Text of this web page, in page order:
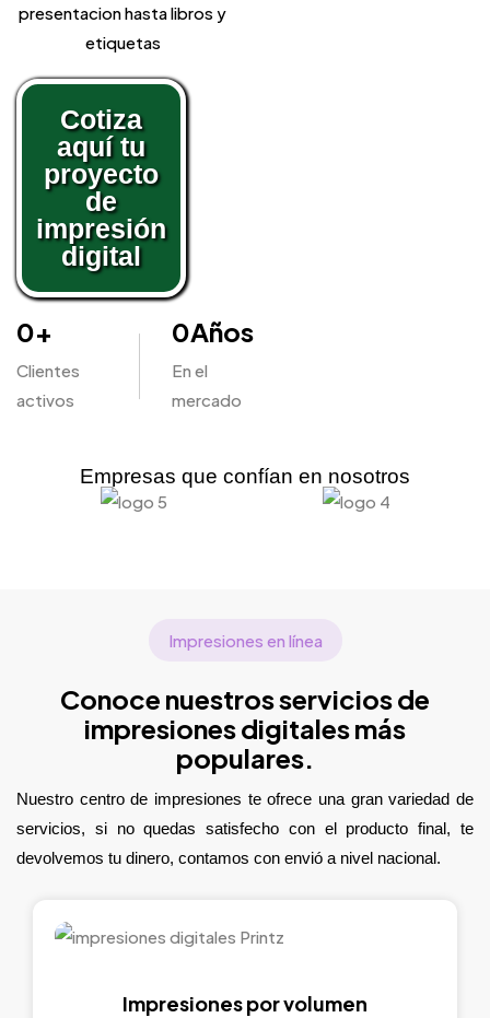
presentacion hasta libros y
etiquetas
Cotiza
aquí tu
proyecto
de
impresión
digital
0+
Clientes
activos
0Años
En el
mercado
Empresas que confían en nosotros
Impresiones en línea
Conoce nuestros servicios de
impresiones digitales más
populares.
Nuestro centro de impresiones te ofrece una gran variedad de
servicios, si no quedas satisfecho con el producto final, te
devolvemos tu dinero, contamos con envió a nivel nacional.
Impresiones por volumen